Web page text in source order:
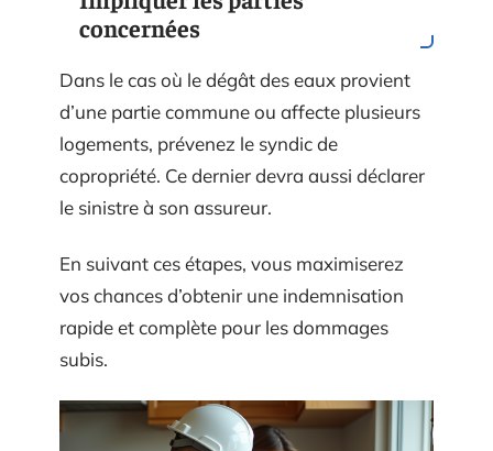
concernées
Dans le cas où le dégât des eaux provient
d’une partie commune ou affecte plusieurs
logements, prévenez le syndic de
copropriété. Ce dernier devra aussi déclarer
le sinistre à son assureur.
En suivant ces étapes, vous maximiserez
vos chances d’obtenir une indemnisation
rapide et complète pour les dommages
subis.